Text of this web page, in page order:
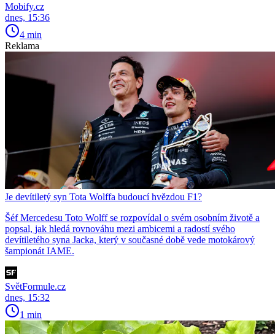
Mobify.cz
dnes, 15:36
4 min
Reklama
Je devítiletý syn Tota Wolffa budoucí hvězdou F1?
Šéf Mercedesu Toto Wolff se rozpovídal o svém osobním životě a
popsal, jak hledá rovnováhu mezi ambicemi a radostí svého
devítiletého syna Jacka, který v současné době vede motokárový
šampionát IAME.
SvětFormule.cz
dnes, 15:32
1 min